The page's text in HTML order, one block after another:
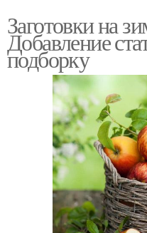
Заготовки на
Добавление
подборку